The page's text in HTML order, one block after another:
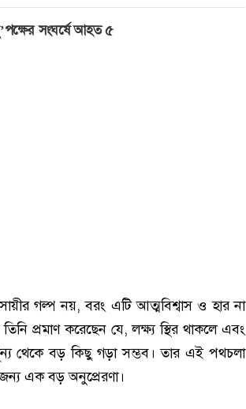
সংঘর্ষে আহত ৫
গল্প নয়, বরং এটি আত্মবিশ্বাস ও হার না
প্রমাণ করেছেন যে, লক্ষ্য স্থির থাকলে এবং
থেকে বড় কিছু গড়া সম্ভব। তার এই পথচলা
জন্য এক বড় অনুপ্রেরণা।